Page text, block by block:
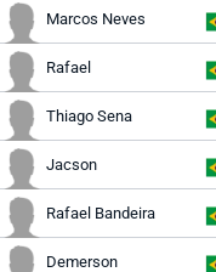
Marcos Neves
Rafael
Thiago Sena
Jacson
Rafael Bandeira
Demerson